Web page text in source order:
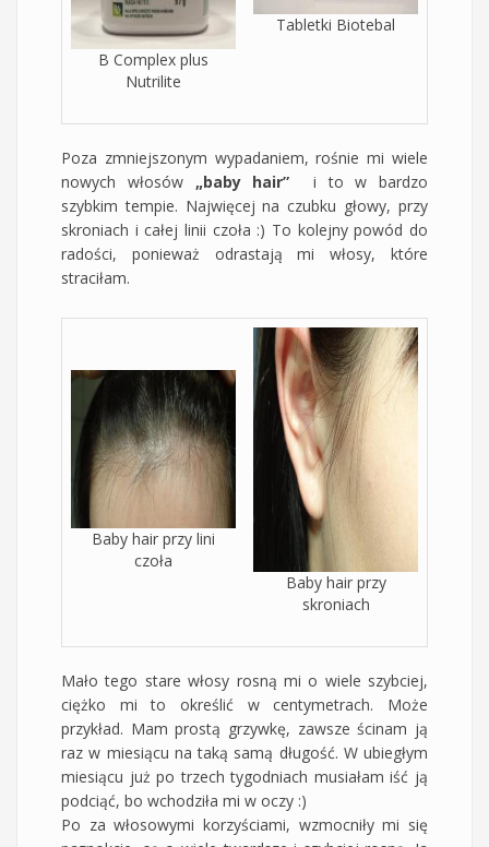
B Complex plus
Nutrilite
Tabletki Biotebal
Poza zmniejszonym wypadaniem, rośnie mi wiele
nowych włosów „baby hair” i to w bardzo
szybkim tempie. Najwięcej na czubku głowy, przy
skroniach i całej linii czoła :) To kolejny powód do
radości, ponieważ odrastają mi włosy, które
straciłam.
Baby hair przy lini
czoła
Baby hair przy
skroniach
Mało tego stare włosy rosną mi o wiele szybciej,
ciężko mi to określić w centymetrach. Może
przykład. Mam prostą grzywkę, zawsze ścinam ją
raz w miesiącu na taką samą długość. W ubiegłym
miesiącu już po trzech tygodniach musiałam iść ją
podciąć, bo wchodziła mi w oczy :)
Po za włosowymi korzyściami, wzmocniły mi się